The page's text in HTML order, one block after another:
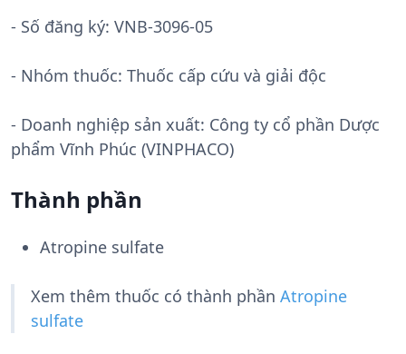
- Số đăng ký: VNB-3096-05
- Nhóm thuốc: Thuốc cấp cứu và giải độc
- Doanh nghiệp sản xuất: Công ty cổ phần Dược
phẩm Vĩnh Phúc (VINPHACO)
Thành phần
Atropine sulfate
Xem thêm thuốc có thành phần Atropine
sulfate